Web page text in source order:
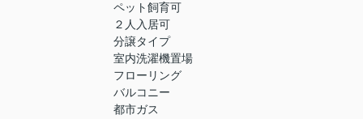
ペット飼育可
２人入居可
分譲タイプ
室内洗濯機置場
フローリング
バルコニー
都市ガス